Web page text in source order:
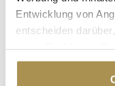
Entwicklung von
entscheiden
Cookie-Erklärung
Trigger Symbol